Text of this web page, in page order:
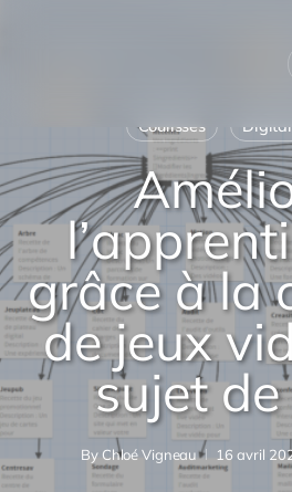
Coulisses
grâce à la
de jeux
sujet de
By Chloé Vigneau 16 avril